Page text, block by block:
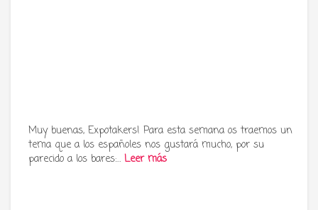
Muy buenas, Expotakers! Para esta semana os traemos un
tema que a los españoles nos gustará mucho, por su
parecido a los bares:… Leer más